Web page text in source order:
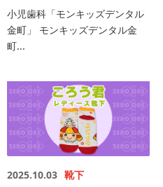
小児歯科「モンキッズデンタル
金町」 モンキッズデンタル金
町...
2025.10.03 靴下